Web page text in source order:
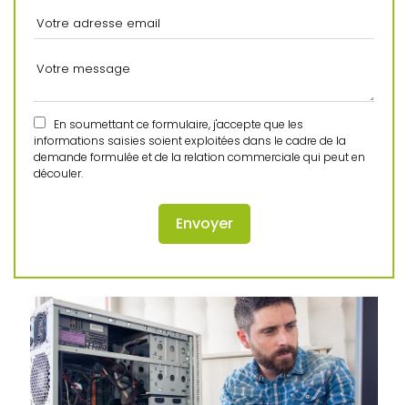
En soumettant ce formulaire, j'accepte que les
informations saisies soient exploitées dans le cadre de la
demande formulée et de la relation commerciale qui peut en
découler.